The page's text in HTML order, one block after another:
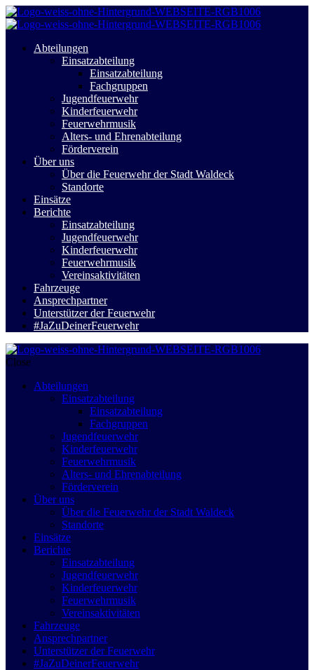
Abteilungen
Einsatzabteilung
Einsatzabteilung
Fachgruppen
Jugendfeuerwehr
Kinderfeuerwehr
Feuerwehrmusik
Alters- und Ehrenabteilung
Förderverein
Über uns
Über die Feuerwehr der Stadt Waldeck
Standorte
Einsätze
Berichte
Einsatzabteilung
Jugendfeuerwehr
Kinderfeuerwehr
Feuerwehrmusik
Vereinsaktivitäten
Fahrzeuge
Ansprechpartner
Unterstützer der Feuerwehr
#JaZuDeinerFeuerwehr
Close
Abteilungen
Einsatzabteilung
Einsatzabteilung
Fachgruppen
Jugendfeuerwehr
Kinderfeuerwehr
Feuerwehrmusik
Alters- und Ehrenabteilung
Förderverein
Über uns
Über die Feuerwehr der Stadt Waldeck
Standorte
Einsätze
Berichte
Einsatzabteilung
Jugendfeuerwehr
Kinderfeuerwehr
Feuerwehrmusik
Vereinsaktivitäten
Fahrzeuge
Ansprechpartner
Unterstützer der Feuerwehr
#JaZuDeinerFeuerwehr